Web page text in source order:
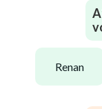
renan